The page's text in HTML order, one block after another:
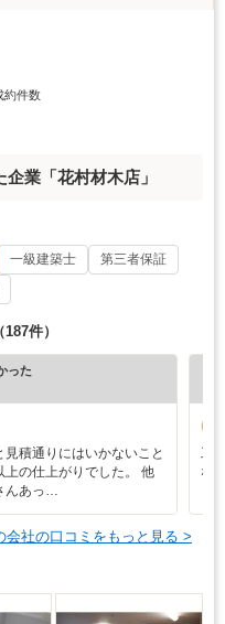
約件数
業「花村材木店」
一級建築士
第三者保証
（187件）
った
積通りにはいかないこと
上の仕上がりでした。 他
んあっ…
工
な
会社の口コミをもっと見る >